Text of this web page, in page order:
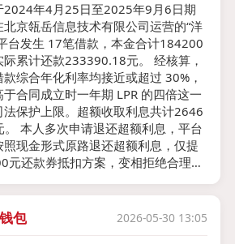
2024年4月25日至2025年9月6日期
北京瓴岳信息技术有限公司运营的“洋
台发生 17笔借款，本金合计184200
际累计还款233390.18元。 经核算，
款综合年化利率均接近或超过 30%，
于合同成立时一年期 LPR 的四倍这一
法保护上限。超额收取利息共计2646
。 本人多次申请退还超额利息，平台
照现金形式原路退还超额利息，仅提
元还款券抵扣方案，变相拒绝合理退
包 2026-05-30 13:05